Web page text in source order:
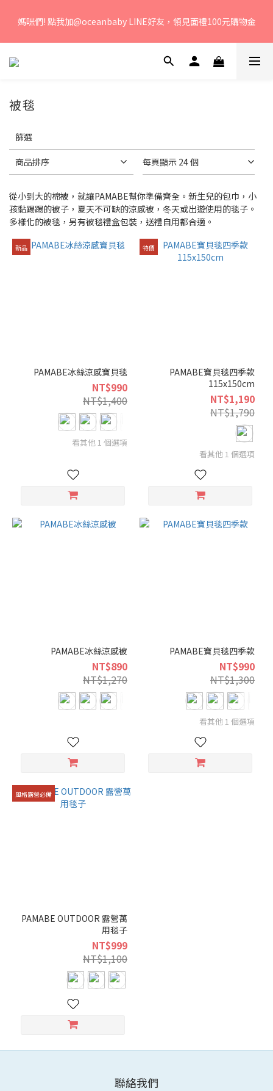
間：周一至周五 早上9點 至 下午6點。
媽咪們! 點我加@oceanbaby LINE好友，領見面禮100元購物金
若您有任何問題、歡迎聯絡客服專線：04-2382-6878，服務時
用
篩
選
(0/20)
品
牌
PAMABE
(3)
3
被毯
篩選
商品排序 每頁顯示 24 個
從小到大的棉被，就讓PAMABE幫你準備齊全。新生兒的包巾，小
孩黏踢踢的被子，夏天不可缺的涼感被，冬天或出遊使用的毯子。
多樣化的被毯，另有被毯禮盒包裝，送禮自用都合適。
新品
PAMABE冰絲涼感寶貝毯
NT$990
NT$1,400
看其他 1 個選項
特價
PAMABE寶貝毯四季款
115x150cm
NT$1,190
NT$1,790
看其他 1 個選項
PAMABE冰絲涼感被
NT$890
NT$1,270
PAMABE寶貝毯四季款
NT$990
NT$1,300
看其他 1 個選項
風格露營必備
PAMABE OUTDOOR 露營萬
用毯子
NT$999
NT$1,100
聯絡我們